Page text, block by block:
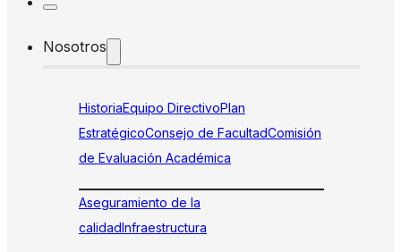
Nosotros
HistoriaEquipo DirectivoPlan
EstratégicoConsejo de FacultadComisión
de Evaluación Académica
Aseguramiento de la
calidadInfraestructura